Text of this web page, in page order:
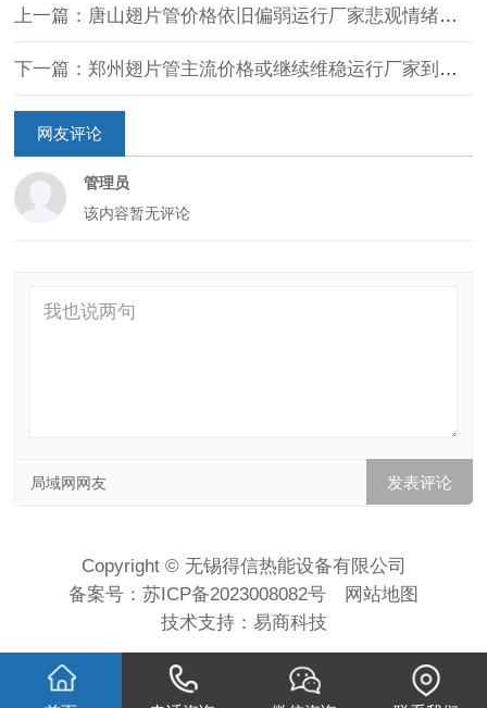
上一篇：唐山翅片管价格依旧偏弱运行厂家悲观情绪蔓延
下一篇：郑州翅片管主流价格或继续维稳运行厂家到货不多
网友评论
管理员
该内容暂无评论
局域网网友
Copyright © 无锡得信热能设备有限公司
备案号： 苏ICP备2023008082号
网站地图
技术支持： 易商科技